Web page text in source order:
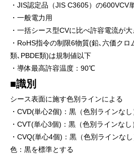
・JIS認定品（JIS C3605）の600VCV
・一般電力用
・一括シース型CVに比べ許容電流が
・RoHS指令の制限6物質(鉛､六価クロ
類､PBDE類)は規制値以下
・導体最高許容温度：90℃
■識別
シース表面に施す色別ラインによる
・CVD(単心2個)：黒（色別ラインなし
・CVT(単心3個)：黒（色別ラインなし
・CVQ(単心4個)：黒（色別ラインな
色：黒を標準とする